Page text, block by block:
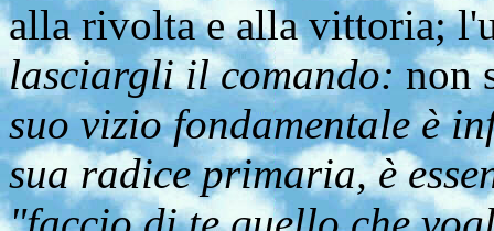
alla rivolta e alla vittoria;
lasciargli il comando:non
suo vizio fondamentale è
sua radice primaria, è